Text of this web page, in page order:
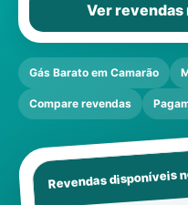
Ver revendas
Gás Barato em Camarão
Compare revendas
Revendas disponíveis